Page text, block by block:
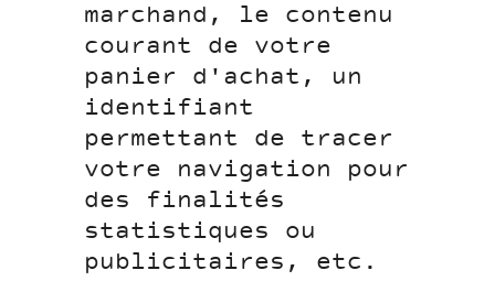
marchand, le contenu
courant de votre
panier d'achat, un
identifiant
permettant de tracer
votre navigation pour
des finalités
statistiques ou
publicitaires, etc.